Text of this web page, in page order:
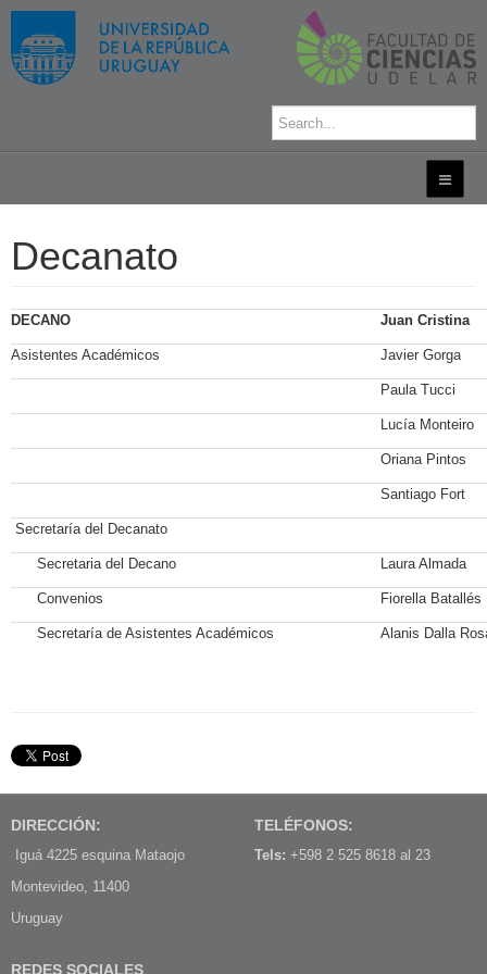
Decanato
DECANO Juan Cristina
Asistentes Académicos Javier Gorga
Paula Tucci
Lucía Monteiro
Oriana Pintos
Santiago Fort
Secretaría del Decanato
Secretaria del Decano Laura Almada
Convenios Fiorella Batallés
Secretaría de Asistentes Académicos Alanis Dalla
DIRECCIÓN:
Iguá 4225 esquina Mataojo
Montevideo, 11400
Uruguay
TELÉFONOS:
Tels: +598 2 525 8618 al 23
REDES SOCIALES